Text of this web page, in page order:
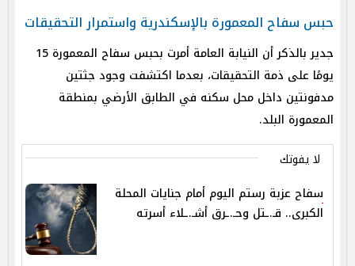
حبس سفاح المعمورة بالإسكندرية واستمرار التحقيقات
جدير بالذكر أن النيابة العامة أمرت بحبس سفاح المعمورة 15
يومًا على ذمة التحقيقات، بعدما اكتشفت وجود جثتين
مدفونتين داخل محل سكنه في الطابق الأرضي بمنطقة
المعمورة البلد.
لا يفوتك
سفاح عزبة رستم اليوم أمام جنايات المحلة
الكبرى.. قـ.ـتل وحـ.ـرق أشـ.ـلاء أسرته